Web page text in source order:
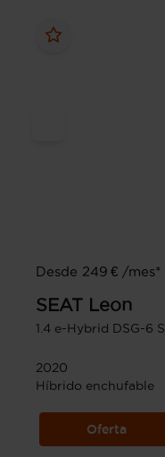
Desde 249 € /mes*
SEAT Leon
1.4 e-Hybrid DSG-6
2020
Híbrido enchufable
Oferta